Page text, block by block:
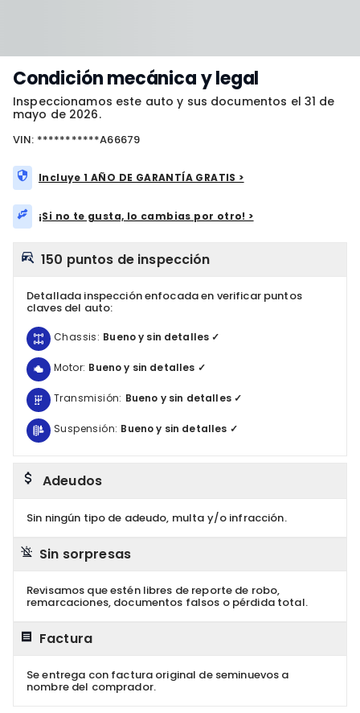
Condición mecánica y legal
Inspeccionamos este auto y sus documentos el 31 de
mayo de 2026.
VIN: ***********A66679
Incluye 1 AÑO DE GARANTÍA GRATIS >
¡Si no te gusta, lo cambias por otro! >
150 puntos de inspección
Detallada inspección enfocada en verificar puntos
claves del auto:
Chassis: Bueno y sin detalles ✓
Motor: Bueno y sin detalles ✓
Transmisión: Bueno y sin detalles ✓
Suspensión: Bueno y sin detalles ✓
Adeudos
Sin ningún tipo de adeudo, multa y/o infracción.
Sin sorpresas
Revisamos que estén libres de reporte de robo,
remarcaciones, documentos falsos o pérdida total.
Factura
Se entrega con factura original de seminuevos a
nombre del comprador.